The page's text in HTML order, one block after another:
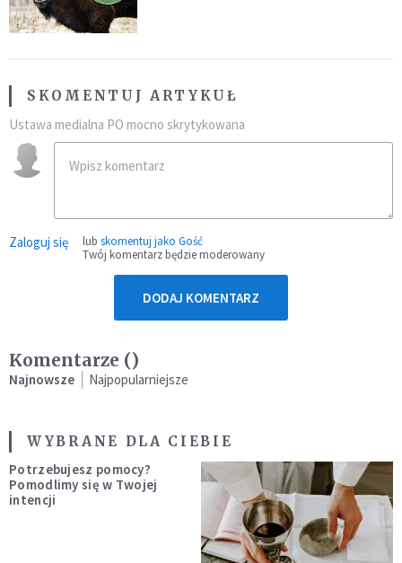
SKOMENTUJ ARTYKUŁ
Ustawa medialna PO mocno skrytykowana
Zaloguj się lub skomentuj jako Gość
Twój komentarz będzie moderowany
DODAJ KOMENTARZ
Komentarze ()
Najnowsze Najpopularniejsze
WYBRANE DLA CIEBIE
Potrzebujesz pomocy?
Pomodlimy się w Twojej
intencji